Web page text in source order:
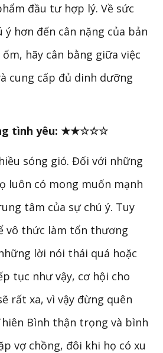
đầu tư hợp lý. Về sức
ý hơn đến cân nặng của bản
hãy cân bằng giữa việc
cung cấp đủ dinh dưỡng
tình yêu: ★★☆☆☆
sóng gió. Đối với những
luôn có mong muốn mạnh
tâm của sự chú ý. Tuy
vô thức làm tổn thương
lời nói thái quá hoặc
tục như vậy, cơ hội cho
rất xa, vì vậy đừng quên
Bình thận trọng và bình
vợ chồng, đôi khi họ có xu